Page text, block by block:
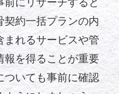
契約一括プランの内
まれるサービスや管
報を得ることが重要
ついても事前に確認